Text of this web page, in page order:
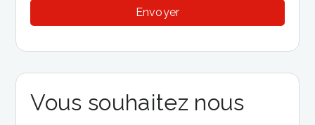
Vous souhaitez nous